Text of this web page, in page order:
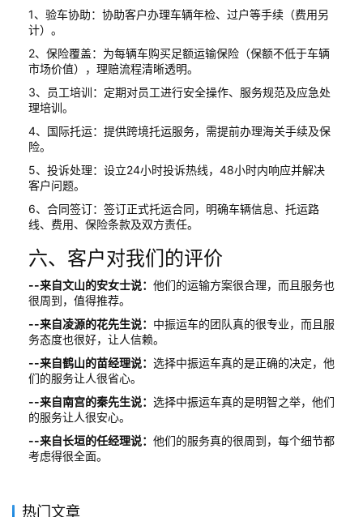
1、验车协助：协助客户办理车辆年检、过户等手续（费用另
计）。
2、保险覆盖：为每辆车购买足额运输保险（保额不低于车辆
市场价值），理赔流程清晰透明。
3、员工培训：定期对员工进行安全操作、服务规范及应急处
理培训。
4、国际托运：提供跨境托运服务，需提前办理海关手续及保
险。
5、投诉处理：设立24小时投诉热线，48小时内响应并解决
客户问题。
6、合同签订：签订正式托运合同，明确车辆信息、托运路
线、费用、保险条款及双方责任。
六、客户对我们的评价
--来自文山的安女士说： 他们的运输方案很合理，而且服务也
很周到，值得推荐。
--来自凌源的花先生说： 中振运车的团队真的很专业，而且服
务态度也很好，让人信赖。
--来自鹤山的苗经理说： 选择中振运车真的是正确的决定，他
们的服务让人很省心。
--来自南宫的秦先生说： 选择中振运车真的是明智之举，他们
的服务让人很安心。
--来自长垣的任经理说： 他们的服务真的很周到，每个细节都
考虑得很全面。
热门文章